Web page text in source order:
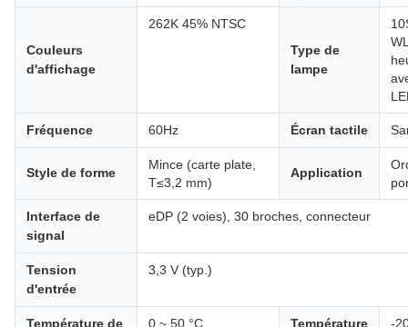
Couleurs
d'affichage
262K 45% NTSC
Type de
lampe
Fréquence 60Hz Écran tactile
Style de forme
Mince (carte plate,
T≤3,2 mm)
Application
Interface de
signal
eDP (2 voies), 30 broches, connecteur
Tension
d'entrée
3,3 V (typ.)
Température de
0 ~ 50 °C
Température
-